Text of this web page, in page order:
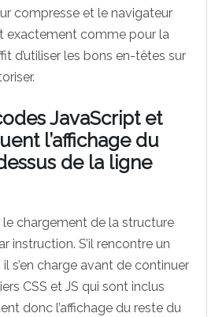
compresse et le navigateur
exactement comme pour la
d’utiliser les bons en-têtes sur
JavaScript et
l’affichage du
de la ligne
chargement de la structure
instruction. S’il rencontre un
s’en charge avant de continuer
CSS et JS qui sont inclus
donc l’affichage du reste du